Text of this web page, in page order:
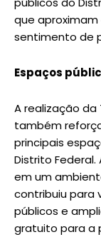
que
sentimento de
Espaços
A realização
também
principais
Distrito
em um
contribuiu para
públicos e
gratuito para a